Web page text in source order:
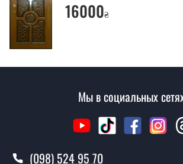
Да производим. Монтаж входных
производится согласно очереди, во
воскресенья.
Стиль?
Стоимость установки дверей Стиль -
Как быстро можете
Стиль?
16000₴
Мы в социальных
(098) 524 95 70